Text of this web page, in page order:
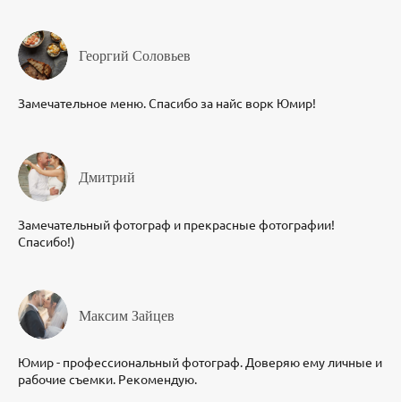
Георгий Соловьев
Замечательное меню. Спасибо за найс ворк Юмир!
Дмитрий
Замечательный фотограф и прекрасные фотографии!
Спасибо!)
Максим Зайцев
Юмир - профессиональный фотограф. Доверяю ему личные и
рабочие съемки. Рекомендую.